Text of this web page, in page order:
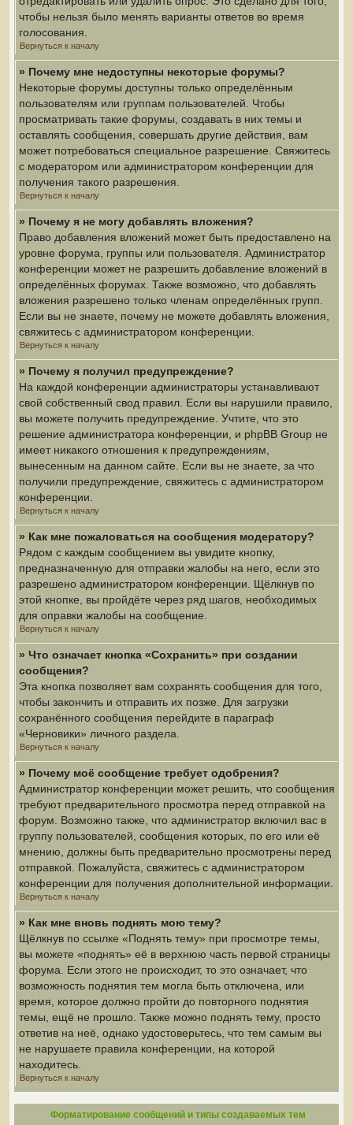
чтобы нельзя было менять варианты ответов во время
голосования.
Вернуться к началу
» Почему мне недоступны некоторые форумы?
Некоторые форумы доступны только определённым
пользователям или группам пользователей. Чтобы
просматривать такие форумы, создавать в них темы и
оставлять сообщения, совершать другие действия, вам
может потребоваться специальное разрешение. Свяжитесь
с модератором или администратором конференции для
получения такого разрешения.
Вернуться к началу
» Почему я не могу добавлять вложения?
Право добавления вложений может быть предоставлено на
уровне форума, группы или пользователя. Администратор
конференции может не разрешить добавление вложений в
определённых форумах. Также возможно, что добавлять
вложения разрешено только членам определённых групп.
Если вы не знаете, почему не можете добавлять вложения,
свяжитесь с администратором конференции.
Вернуться к началу
» Почему я получил предупреждение?
На каждой конференции администраторы устанавливают
свой собственный свод правил. Если вы нарушили правило,
вы можете получить предупреждение. Учтите, что это
решение администратора конференции, и phpBB Group не
имеет никакого отношения к предупреждениям,
вынесенным на данном сайте. Если вы не знаете, за что
получили предупреждение, свяжитесь с администратором
конференции.
Вернуться к началу
» Как мне пожаловаться на сообщения модератору?
Рядом с каждым сообщением вы увидите кнопку,
предназначенную для отправки жалобы на него, если это
разрешено администратором конференции. Щёлкнув по
этой кнопке, вы пройдёте через ряд шагов, необходимых
для оправки жалобы на сообщение.
Вернуться к началу
» Что означает кнопка «Сохранить» при создании
сообщения?
Эта кнопка позволяет вам сохранять сообщения для того,
чтобы закончить и отправить их позже. Для загрузки
сохранённого сообщения перейдите в параграф
«Черновики» личного раздела.
Вернуться к началу
» Почему моё сообщение требует одобрения?
Администратор конференции может решить, что сообщения
требуют предварительного просмотра перед отправкой на
форум. Возможно также, что администратор включил вас в
группу пользователей, сообщения которых, по его или её
мнению, должны быть предварительно просмотрены перед
отправкой. Пожалуйста, свяжитесь с администратором
конференции для получения дополнительной информации.
Вернуться к началу
» Как мне вновь поднять мою тему?
Щёлкнув по ссылке «Поднять тему» при просмотре темы,
вы можете «поднять» её в верхнюю часть первой страницы
форума. Если этого не происходит, то это означает, что
возможность поднятия тем могла быть отключена, или
время, которое должно пройти до повторного поднятия
темы, ещё не прошло. Также можно поднять тему, просто
ответив на неё, однако удостоверьтесь, что тем самым вы
не нарушаете правила конференции, на которой
находитесь.
Вернуться к началу
Форматирование сообщений и типы создаваемых тем